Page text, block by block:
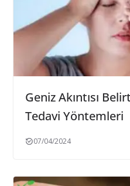
Geniz Akıntısı
Tedavi Yöntemleri
07/04/2024